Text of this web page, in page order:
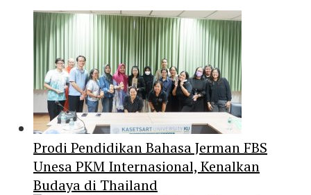
Prodi Pendidikan Bahasa Jerman FBS
Unesa PKM Internasional, Kenalkan
Budaya di Thailand